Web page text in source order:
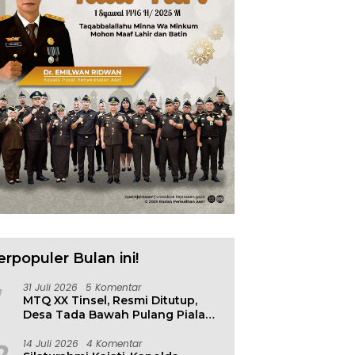
Bulan ini!
31 Juli 2026 5 Komentar
MTQ XX Tinsel, Resmi Ditutup,
Desa Tada Bawah Pulang Piala
14 Juli 2026 4 Komentar